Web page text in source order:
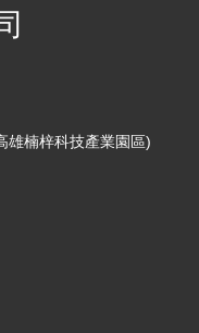
雄楠梓科技產業園區)